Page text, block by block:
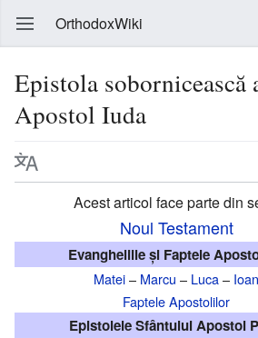
OrthodoxWiki
Epistola sobornicească
Apostol Iuda
Acest articol face parte din
Noul Testament
Evangheliile și Faptele
Matei– Marcu – Luca– Ioan
Faptele Apostolilor
Epistolele Sfântului Apostol